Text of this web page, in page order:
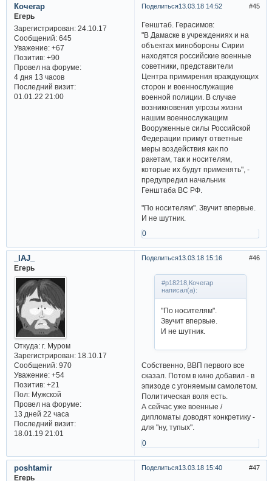
Поделиться 45
13.03.18 14:52
Кочегар
Егерь
Зарегистрирован: 24.10.17
Сообщений:645
Уважение: +67
Позитив: +90
Провел на форуме:
4 дня 13 часов
Последний визит:
01.01.22 21:00
Генштаб. Герасимов:
"В Дамаске в учреждениях и на
объектах минобороны Сирии
находятся российские военные
советники, представители
Центра примирения враждующих
сторон и военнослужащие
военной полиции. В случае
возникновения угрозы жизни
нашим военнослужащим
Вооруженные силы Российской
Федерации примут ответные
меры воздействия как по
ракетам, так и носителям,
которые их будут применять", -
предупредил начальник
Генштаба ВС РФ.
"По носителям". Звучит впервые.
И не шутник.
0
Поделиться 46
13.03.18 15:16
_IAJ_
Егерь
Откуда:г. Муром
Зарегистрирован: 18.10.17
Сообщений:970
Уважение: +54
Позитив: +21
Пол:Мужской
Провел на форуме:
13 дней 22 часа
Последний визит:
18.01.19 21:01
#p18218,Кочегар
написал(а):
"По носителям".
Звучит впервые.
И не шутник.
Собственно, ВВП первого все
сказал. Потом в кино добавил - в
эпизоде с угоняемым самолетом.
Политическая воля есть.
А сейчас уже военные /
дипломаты доводят конкретику -
для "ну, тупых".
0
Поделиться 47
13.03.18 15:40
poshtamir
Егерь